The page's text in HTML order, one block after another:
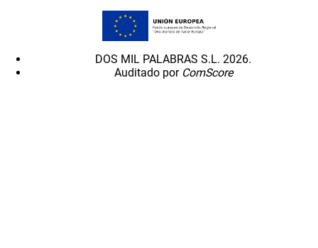
DOS MIL PALABRAS S.L. 2026.
Auditado por ComScore